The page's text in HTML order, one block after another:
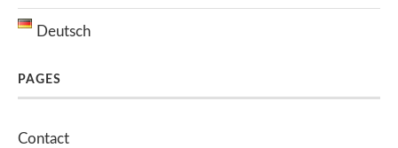
Deutsch
PAGES
Contact